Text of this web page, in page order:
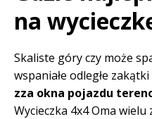
na
Skaliste góry czy może
wspaniałe odległe
zza okna pojazdu
Wycieczka 4x4 Oma